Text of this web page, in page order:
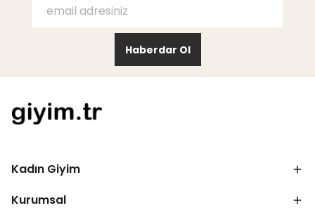
Haberdar Ol
Kadın Giyim
Kurumsal